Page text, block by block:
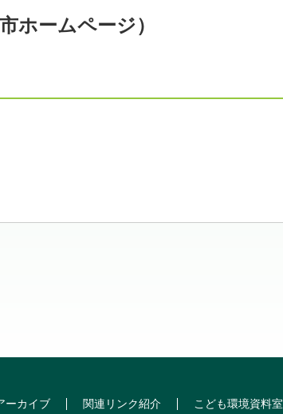
ホームページ）
ーカイブ 関連リンク紹介 こども環境資料室